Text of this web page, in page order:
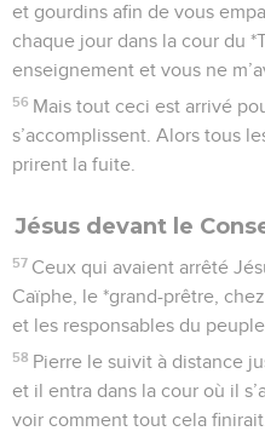
et gourdins afin de vous
chaque jour dans la cour du
enseignement et vous ne
56 Mais tout ceci est arrivé
s’accomplissent. Alors tous
prirent la fuite.
Jésus devant le
57 Ceux qui avaient arrêté
Caïphe, le *grand-prêtre,
et les responsables du
58 Pierre le suivit à distance
et il entra dans la cour où il
voir comment tout cela finirait.